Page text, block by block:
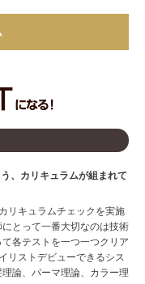
、カリキュラムが組まれて
リキュラムチェックを実施
とって一番大切なのは技術
各テストを一つ一つクリア
リストデビューできるシス
論、パーマ理論、カラー理